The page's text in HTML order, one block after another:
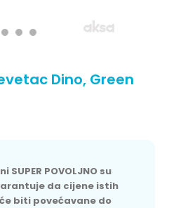
Dino, Green
POVOLJNO su
da cijene istih
biti povećavane do